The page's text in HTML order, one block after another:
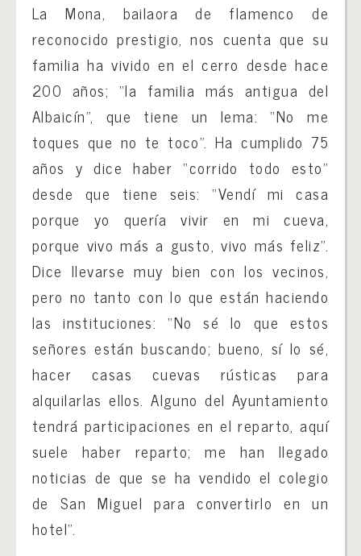
La Mona, bailaora de flamenco de
reconocido prestigio, nos cuenta que su
familia ha vivido en el cerro desde hace
200 años; “la familia más antigua del
Albaicín”, que tiene un lema: “No me
toques que no te toco”. Ha cumplido 75
años y dice haber “corrido todo esto”
desde que tiene seis: “Vendí mi casa
porque yo quería vivir en mi cueva,
porque vivo más a gusto, vivo más feliz”.
Dice llevarse muy bien con los vecinos,
pero no tanto con lo que están haciendo
las instituciones: “No sé lo que estos
señores están buscando; bueno, sí lo sé,
hacer casas cuevas rústicas para
alquilarlas ellos. Alguno del Ayuntamiento
tendrá participaciones en el reparto, aquí
suele haber reparto; me han llegado
noticias de que se ha vendido el colegio
de San Miguel para convertirlo en un
hotel”.